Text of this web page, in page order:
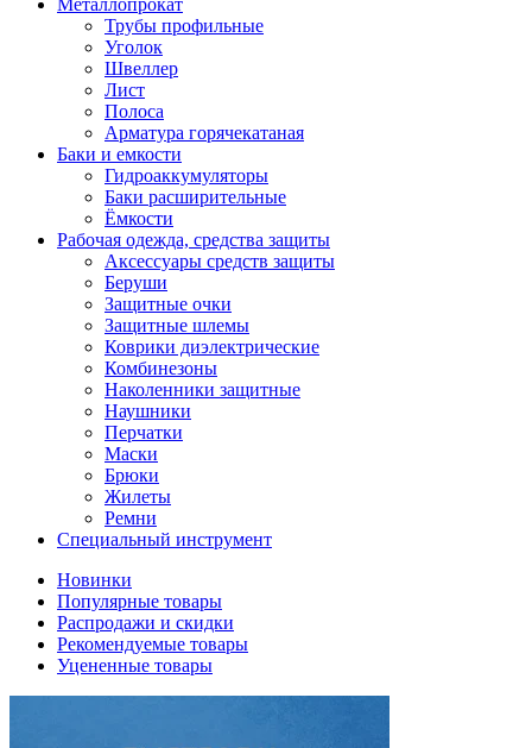
Металлопрокат
Трубы профильные
Уголок
Швеллер
Лист
Полоса
Арматура горячекатаная
Баки и емкости
Гидроаккумуляторы
Баки расширительные
Ёмкости
Рабочая одежда, средства защиты
Аксессуары средств защиты
Беруши
Защитные очки
Защитные шлемы
Коврики диэлектрические
Комбинезоны
Наколенники защитные
Наушники
Перчатки
Маски
Брюки
Жилеты
Ремни
Специальный инструмент
Новинки
Популярные товары
Распродажи и скидки
Рекомендуемые товары
Уцененные товары